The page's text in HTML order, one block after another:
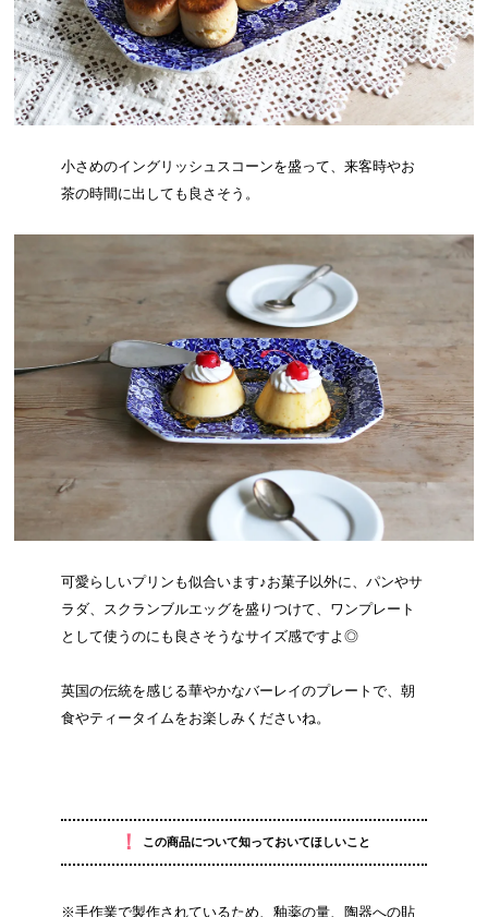
小さめのイングリッシュスコーンを盛って、来客時やお
茶の時間に出しても良さそう。
可愛らしいプリンも似合います♪お菓子以外に、パンやサ
ラダ、スクランブルエッグを盛りつけて、ワンプレート
として使うのにも良さそうなサイズ感ですよ◎
英国の伝統を感じる華やかなバーレイのプレートで、朝
食やティータイムをお楽しみくださいね。
！ この商品について知っておいてほしいこと
※手作業で製作されているため、釉薬の量、陶器への貼